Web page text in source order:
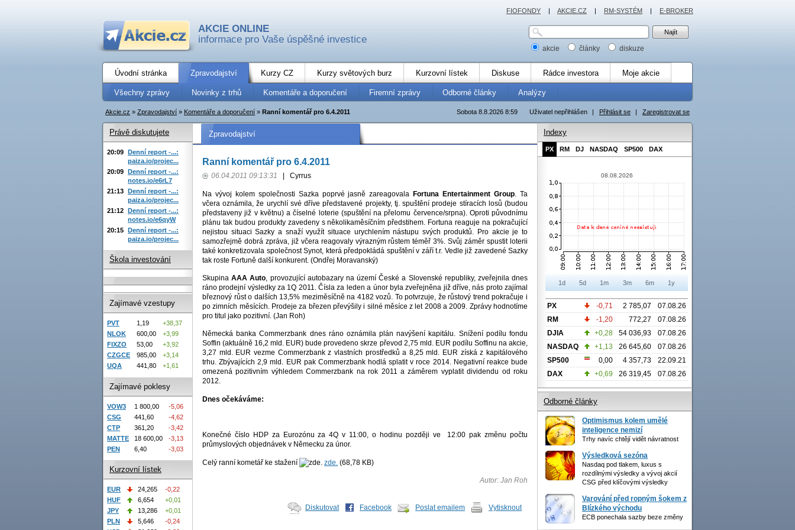
AKCIE ONLINE
informace pro Vaše úspěšné investice
akcie články diskuze
Úvodní stránka Zpravodajství Kurzy CZ Kurzy světových burz Kurzovní lístek Diskuse Rádce investora Moje akcie
Všechny zprávy Novinky z trhů Komentáře a doporučení Firemní zprávy Odborné články Analýzy
Uživatel nepřihlášen | Přihlásit se | Zaregistrovat se
Sobota 8.8.2026 8:59
Akcie.cz » Zpravodajství » Komentáře a doporučení » Ranní komentář pro 6.4.2011
Zpravodajství
Ranní komentář pro 6.4.2011
06.04.2011 09:13:31 Cyrrus
Na vývoj kolem společnosti Sazka poprvé jasně zareagovalaFortuna Entertainment Group . Ta
včera oznámila, že urychlí své dříve představené projekty, tj. spuštění prodeje stíracích losů (budou
představeny již v květnu) a číselné loterie (spuštění na přelomu července/srpna). Oproti původnímu
plánu tak budou produkty zavedeny s několikaměsíčním předstihem. Fortuna reaguje na pokračující
nejistou situaci Sazky a snaží využít situace urychlením nástupu svých produktů. Pro akcie je to
samozřejmě dobrá zpráva, již včera reagovaly výrazným růstem téměř 3%. Svůj záměr spustit loterii
také konkretizovala společnost Synot, která předpokládá spuštění v září t.r. Vedle již zavedené Sazky
tak roste Fortuně další konkurent. (Ondřej Moravanský)
SkupinaAAA Auto, provozující autobazary na území České a Slovenské republiky, zveřejnila dnes
ráno prodejní výsledky za 1Q 2011. Čísla za leden a únor byla zveřejněna již dříve, nás proto zajímal
březnový růst o dalších 13,5% meziměsíčně na 4182 vozů. To potvrzuje, že růstový trend pokračuje i
po zimních měsících. Prodeje za březen převýšily i silné měsíce z let 2008 a 2009. Zprávy hodnotíme
pro titul jako pozitivní. (Jan Roh)
Německá banka Commerzbank dnes ráno oznámila plán navýšení kapitálu. Snížení podílu fondu
Soffin (aktuálně 16,2 mld. EUR) bude provedeno skrze převod 2,75 mld. EUR podílu Soffinu na akcie,
3,27 mld. EUR vezme Commerzbank z vlastních prostředků a 8,25 mld. EUR získá z kapitálového
trhu. Zbývajících 2,9 mld. EUR pak Commerzbank hodlá splatit v roce 2014. Negativní reakce bude
omezená pozitivním výhledem Commerzbank na rok 2011 a záměrem vyplatit dividendu od roku
2012.
Dnes očekáváme:
Konečné číslo HDP za Eurozónu za 4Q v 11:00, o hodinu později ve 12:00 pak změnu počtu
průmyslových objednávek v Německu za únor.
Celý ranní kometář ke stažení zde. (68,78 KB)
Autor: Jan Roh
Diskutovat Facebook Poslat emailem Vytisknout
Právě diskutujete
20:09 Denní report -...:
paiza.io/projec...
20:09 Denní report -...:
notes.io/e6rL7
21:13 Denní report -...:
paiza.io/projec...
21:12 Denní report -...:
notes.io/e6qyW
20:15 Denní report -...:
paiza.io/projec...
Škola investování
Zajímavé vzestupy
PVT 1,19
+38,37
NLOK
600,00
+3,99
FIXZO
53,00
+3,92
CZGCE
985,00
+3,14
UQA
441,80 +1,61
Zajímavé poklesy
VOW3 1 800,00
-5,06
CSG
441,60
-4,62
CTP
361,20
-3,42
MATTE
18 600,00
-3,13
PEN
6,40 -3,03
Kurzovní lístek
EUR 24,265
-0,22
HUF
6,654
+0,01
JPY
13,286
+0,01
PLN
5,646
-0,24
Indexy
PX RM DJ NASDAQ SP500 DAX
08.08.2026
1d 5d 1m 3m 6m 1y
PX -0,71 2 785,07
07.08.26
RM
-1,20 772,27
07.08.26
DJIA
+0,28 54 036,93
07.08.26
NASDAQ
+1,13 26 645,60
07.08.26
SP500
0,00 4 357,73
22.09.21
DAX
+0,69 26 319,45 07.08.26
Odborné články
Optimismus kolem umělé
inteligence nemizí
Trhy navíc chtějí vidět návratnost
Výsledková sezóna
Nasdaq pod tlakem, luxus s
rozdílnými výsledky a vývoj akcií
CSG před klíčovými výsledky
Varování před ropným šokem z
Blízkého východu
ECB ponechala sazby beze změny
FIOFONDY | AKCIE.CZ | RM-SYSTÉM | E-BROKER